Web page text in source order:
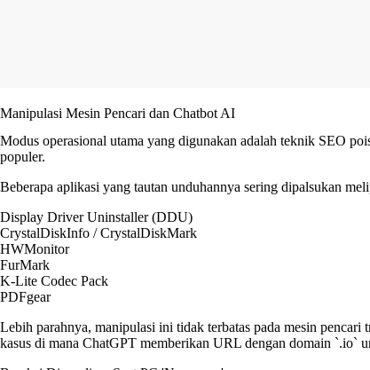
Manipulasi Mesin Pencari dan Chatbot AI
Modus operasional utama yang digunakan adalah teknik SEO
populer.
Beberapa aplikasi yang tautan unduhannya sering dipalsukan
Display Driver Uninstaller (DDU)
CrystalDiskInfo / CrystalDiskMark
HWMonitor
FurMark
K-Lite Codec Pack
PDFgear
Lebih parahnya, manipulasi ini tidak terbatas pada mesin pencari
kasus di mana ChatGPT memberikan URL dengan domain `.io`